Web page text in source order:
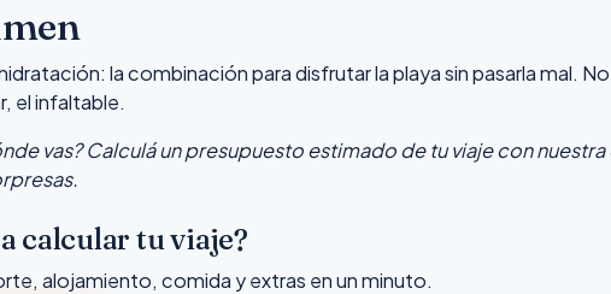
la combinación para disfrutar la playa sin pasarla mal.
el infaltable.
vas? Calculá un presupuesto estimado de tu viaje con
calcular tu viaje?
alojamiento, comida y extras en un minuto.